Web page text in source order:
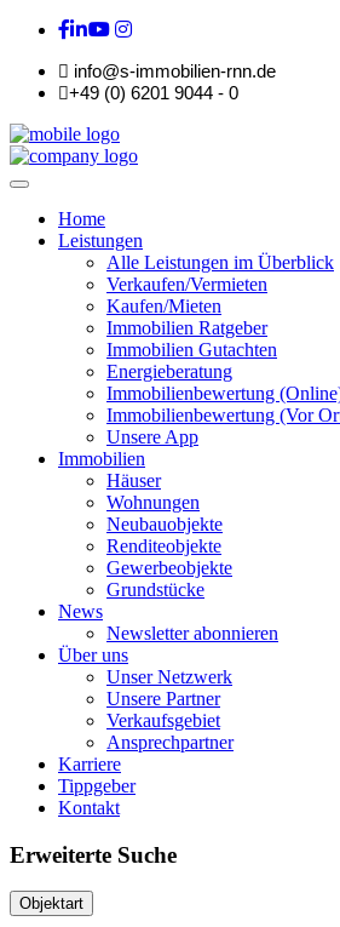
info@s-immobilien-rnn.de
+49 (0) 6201 9044 - 0
Home
Leistungen
Alle Leistungen im Überblick
Verkaufen/Vermieten
Kaufen/Mieten
Immobilien Ratgeber
Immobilien Gutachten
Energieberatung
Immobilienbewertung
Immobilienbewertung (Vor
Unsere App
Immobilien
Häuser
Wohnungen
Neubauobjekte
Renditeobjekte
Gewerbeobjekte
Grundstücke
News
Newsletter abonnieren
Über uns
Unser Netzwerk
Unsere Partner
Verkaufsgebiet
Ansprechpartner
Karriere
Tippgeber
Kontakt
Erweiterte Suche
Objektart